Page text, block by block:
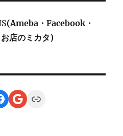
(Ameba・Facebook・
店のミカタ)
Google
Link